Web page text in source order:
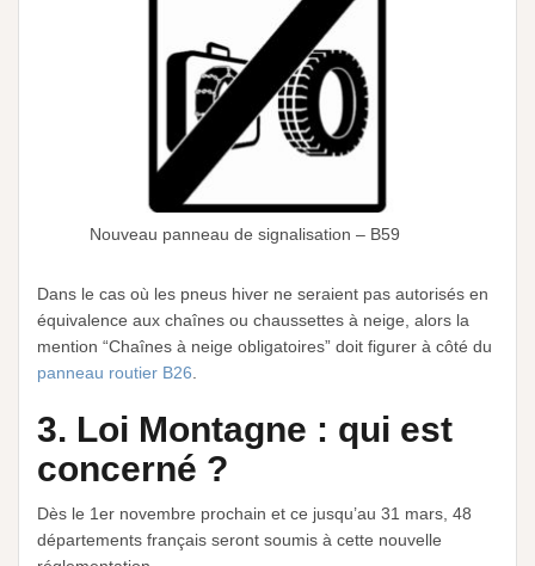
Nouveau panneau de signalisation – B59
Dans le cas où les pneus hiver ne seraient pas autorisés en
équivalence aux chaînes ou chaussettes à neige, alors la
mention “Chaînes à neige obligatoires” doit figurer à côté du
panneau routier B26
3. Loi Montagne : qui est
concerné ?
Dès le 1er novembre prochain et ce jusqu’au 31 mars, 48
départements français seront soumis à cette nouvelle